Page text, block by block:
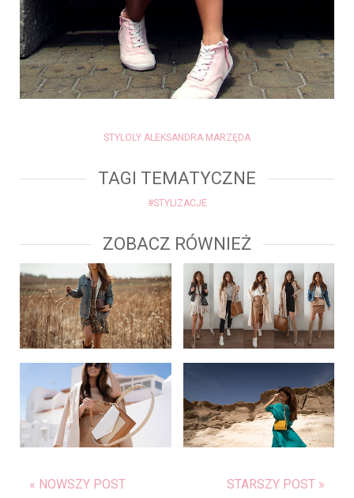
STYLOLY ALEKSANDRA MARZĘDA
TAGI TEMATYCZNE
#STYLIZACJE
ZOBACZ RÓWNIEŻ
« NOWSZY POST STARSZY POST »